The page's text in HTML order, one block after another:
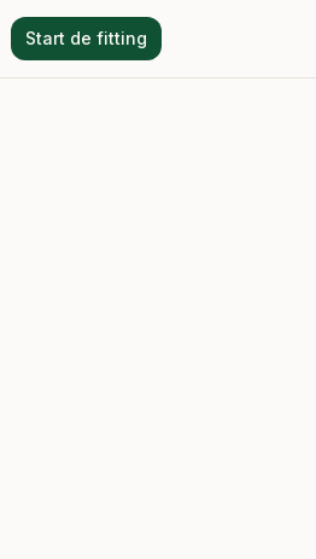
Start de fitting